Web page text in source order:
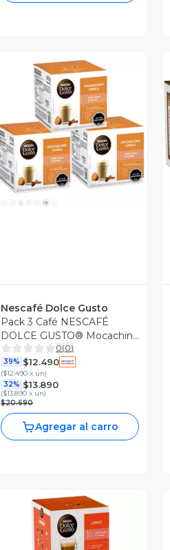
Vista Previa
Nescafé Dolce Gusto
Pack 3 Café NESCAFÉ
DOLCE GUSTO® Mocachino
Canela 10 Cápsulas
0(0)
39% $12.490
($12.490 x un)
32% $13.890
($13.890 x un)
$20.690
Agregar al carro